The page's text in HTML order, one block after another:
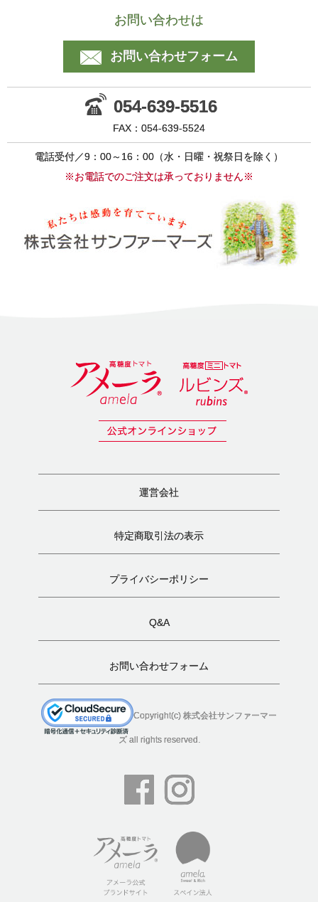
お問い合わせは
お問い合わせフォーム
054-639-5516
FAX：054-639-5524
電話受付／9：00～16：00（水・日曜・祝祭日を除く）
※お電話でのご注文は承っておりません※
運営会社
特定商取引法の表示
プライバシーポリシー
Q&A
お問い合わせフォーム
Copyright(c) 株式会社サンファーマー
ズ all rights reserved.